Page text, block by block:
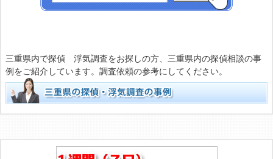
三重県内で探偵 浮気調査をお探しの方、三重県内の探偵相談の事
例をご紹介しています。調査依頼の参考にしてください。